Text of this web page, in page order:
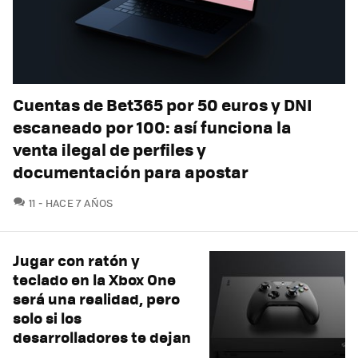
Cuentas de Bet365 por 50 euros y DNI
escaneado por 100: así funciona la
venta ilegal de perfiles y
documentación para apostar
11 COMENTARIOS
HACE 7 AÑOS
Jugar con ratón y
teclado en la Xbox One
será una realidad, pero
solo si los
desarrolladores te dejan